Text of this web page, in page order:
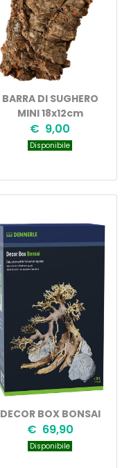
BARRA DI SUGHERO
MINI 18x12cm
€ 9,00
Disponibile
DECOR BOX BONSAI
€ 69,90
Disponibile